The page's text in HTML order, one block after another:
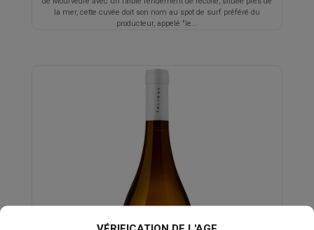
la mer, cette cuvée doit son nom au spot de surf préféré du
producteur, appelé "le...